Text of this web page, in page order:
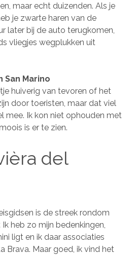
maar echt duizenden. Als je
je zwarte haren van de
later bij de auto terugkomen,
vliegjes wegplukken uit
San Marino
huiverig van tevoren of het
door toeristen, maar dat viel
mee. Ik kon niet ophouden met
is er te zien.
del
is de streek rondom
heb zo mijn bedenkingen,
ligt en ik daar associaties
Brava. Maar goed, ik vind het